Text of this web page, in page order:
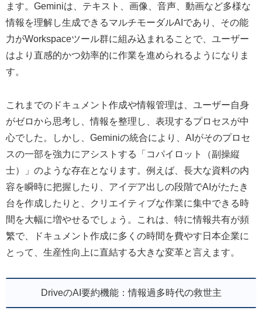
ます。Geminiは、テキスト、画像、音声、動画など多様な
情報を理解し生成できるマルチモーダルAIであり、その能
力がWorkspaceツール群に組み込まれることで、ユーザー
はより直感的かつ効率的に作業を進められるようになりま
す。
これまでのドキュメント作成や情報管理は、ユーザー自身
がゼロから思考し、情報を整理し、表現するプロセスが中
心でした。しかし、Geminiの統合により、AIがそのプロセ
スの一部を強力にアシストする「コパイロット（副操縦
士）」のような存在となります。例えば、長大な資料の内
容を瞬時に把握したり、アイデア出しの段階でAIがたたき
台を作成したりと、クリエイティブな作業に集中できる時
間を大幅に増やせるでしょう。これは、特に情報共有が頻
繁で、ドキュメント作成に多くの時間を費やす日本企業に
とって、生産性向上に直結する大きな変革と言えます。
DriveのAI要約機能：情報過多時代の救世主